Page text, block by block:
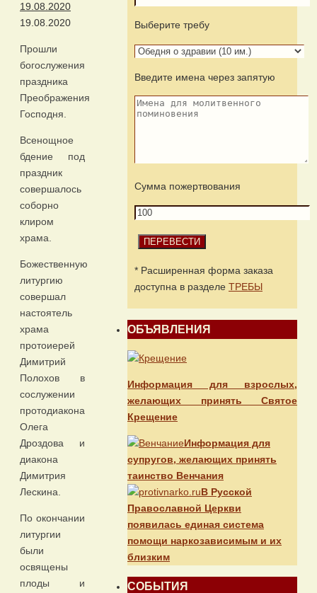
19.08.2020
19.08.2020
Прошли
богослужения
праздника
Преображения
Господня.
Всенощное
бдение под
праздник
совершалось
соборно
клиром
храма.
Божественную
литургию
совершал
настоятель
храма
протоиерей
Димитрий
Полохов в
сослужении
протодиакона
Олега
Дроздова и
диакона
Димитрия
Лескина.
По окончании
литургии
были
освящены
плоды и
Выберите требу
Введите имена через запятую
Сумма пожертвования
* Расширенная форма заказа
доступна в разделе ТРЕБЫ
ОБЪЯВЛЕНИЯ
Информация для взрослых,
желающих принять Святое
Крещение
Информация для
супругов, желающих принять
таинство Венчания
В Русской
Православной Церкви
появилась единая система
помощи наркозависимым и их
близким
СОБЫТИЯ